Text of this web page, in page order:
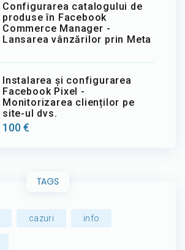
Configurarea catalogului de
produse în Facebook
Commerce Manager -
Lansarea vânzărilor prin Meta
Instalarea și configurarea
Facebook Pixel -
Monitorizarea clienților pe
site-ul dvs.
100€
TAGS
cazuri info